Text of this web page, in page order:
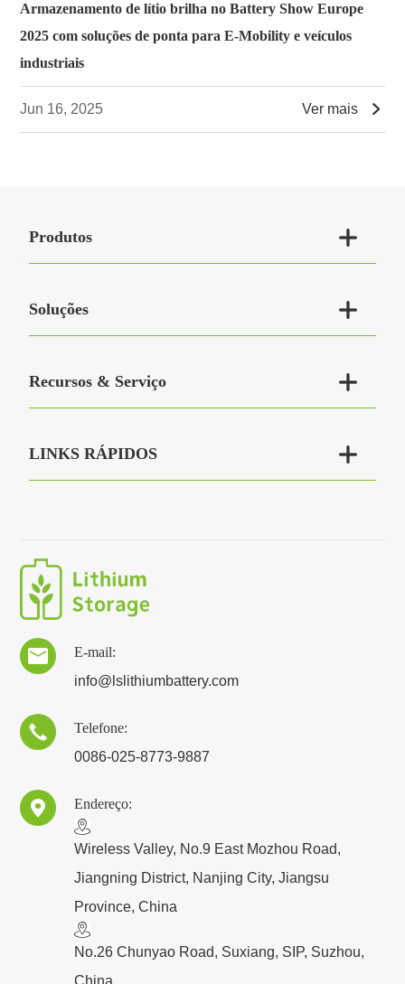
Armazenamento de lítio brilha no Battery Show Europe
2025 com soluções de ponta para E-Mobility e veículos
industriais
Jun 16, 2025 Ver mais 
Produtos 
Soluções 
Recursos & Serviço 
LINKS RÁPIDOS 

E-mail:
info@lslithiumbattery.com

Telefone:
0086-025-8773-9887
 Endereço:
​Wireless Valley, No.9 East Mozhou Road,
Jiangning District, Nanjing City, Jiangsu
Province, China
No.26 Chunyao Road, Suxiang, SIP, Suzhou,